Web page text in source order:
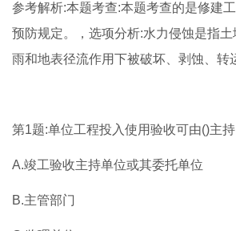
参考解析:本题考查:本题考查的是修建
预防规定。，选项分析:水力侵蚀是指
雨和地表径流作用下被破坏、剥蚀、转
第1题:单位工程投入使用验收可由()主持
A.竣工验收主持单位或其委托单位
B.主管部门